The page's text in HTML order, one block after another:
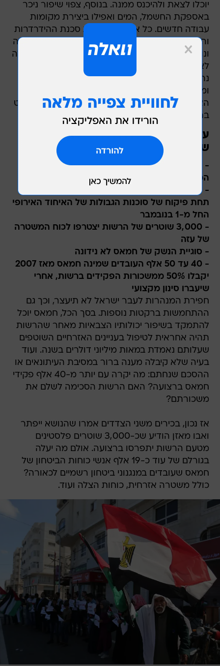
יוכלו לצאת ולהיכנס ממנה. בנוסף, צפוי שיפור ניכר
באספקת החשמל, המים ואפילו ביצירת מקומות
עבודה חדשים. כל אלה ירחיקו את סכנת ההידרדרות
והמלחמה עם ישראל. אולם הבעיה המרכזית שהייתה
ונותרה היא הזרוע הצבאית של חמאס. גם לנושא הזה
לא הייתה התייחסות בהסכם שעליו חתמו הצדדים.
נראה שאבו מאזן ביצע כאן התקפלות לתפארת
ומסכים במידה כזו או אחרת לקבל את האחריות
האזרחית על הרצועה, למרות שחמאס ימשיך לשלוט
בה במישור הביטחוני-הצבאי.
עיקרי הסכם הפיוס בין חמאס ופתח
שנחתם בקהיר:
- ממשלת האחדות תקבל את השליטה המנהלית
המלאה על עזה עד 1 בדצמבר
- מעבר רפיח יהיה בשליטת הרשות הפלסטינית
תחת פיקוח של סוכנות הגבולות של האיחוד האירופי
החל מ-1 בנובמבר
- 3,000 שוטרים של הרשות יצטרפו לכוח המשטרה
של עזה
- סוגיית הנשק של חמאס לא נידונה
- 40 עד 50 אלף העובדים שמינה חמאס מאז 2007
יקבלו 50% ממשכורות הפקידים ברשות, אחרי
שיעברו סינון מקצועי
חפירת המנהרות לעבר ישראל לא תיעצר, וכך גם
ההתחמשות ברקטות נוספות. בסך הכל, חמאס יוכל
להתמקד בשיפור יכולותיו הצבאיות מאחר שהרשות
תהיה אחראית לטיפול בעניינים האזרחיים השוטפים
שעלותם נאמדת במאות מיליוני דולרים בשנה. ועוד
בעיה שלא קיבלה מענה ברור במסיבת העיתונאים או
ההסכם שנחתם: מה יקרה עם יותר מ-40 אלף פקידי
חמאס ברצועה? האם הרשות הסכימה לשלם את
משכורתם?
אז נכון, בכירים משני הצדדים אמרו שהנושא ייפתר
ואבו מאזן הודיע שכ-3,000 שוטרים פלסטינים
מטעם הרשות יתפרסו ברצועה. אולם מה יעלה
בגורלם של עוד כ-19 אלף אנשי כוחות הביטחון של
חמאס שעובדים במנגנוני ביטחון רשמיים לכאורה?
כולל משטרה אזרחית, כוחות הצלה ועוד.